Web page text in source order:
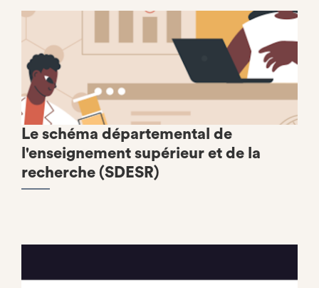
Le schéma départemental de
l'enseignement supérieur et de la
recherche (SDESR)